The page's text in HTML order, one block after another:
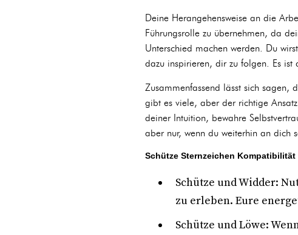
Deine Herangehensweise an die
Führungsrolle zu übernehmen, da
Unterschied machen werden. Du
dazu inspirieren, dir zu folgen. Es ist
Zusammenfassend lässt sich
gibt es viele, aber der richtige
deiner Intuition, bewahre
aber nur, wenn du weiterhin an dich
Schütze Sternzeichen
Schütze und Widder:
zu erleben. Eure
Schütze und Löwe: